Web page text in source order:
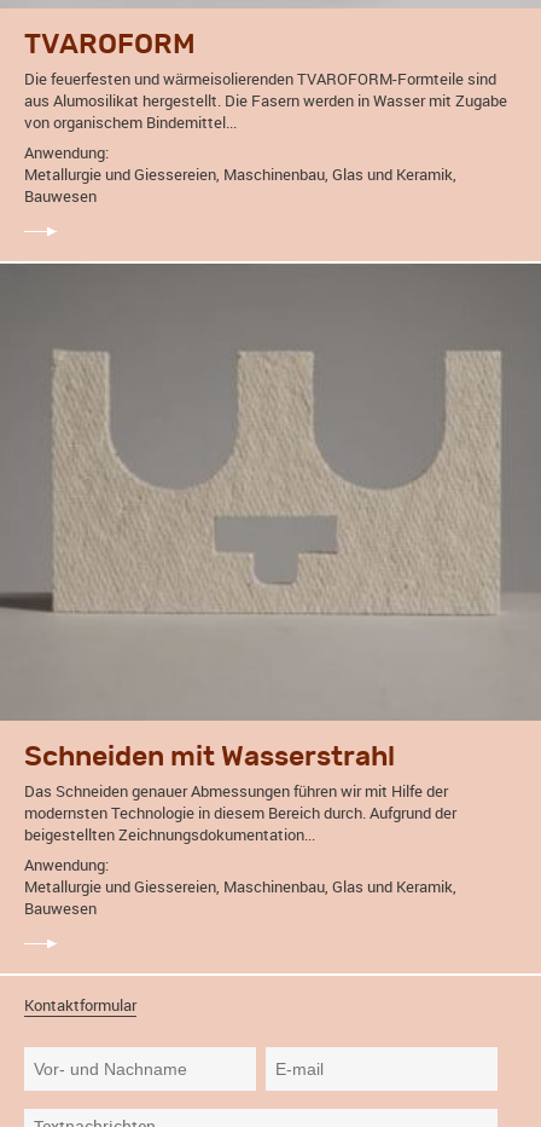
TVAROFORM
Die feuerfesten und wärmeisolierenden TVAROFORM-Formteile sind
aus Alumosilikat hergestellt. Die Fasern werden in Wasser mit Zugabe
von organischem Bindemittel...
Anwendung:
Metallurgie und Giessereien, Maschinenbau, Glas und Keramik,
Bauwesen
Schneiden mit Wasserstrahl
Das Schneiden genauer Abmessungen führen wir mit Hilfe der
modernsten Technologie in diesem Bereich durch. Aufgrund der
beigestellten Zeichnungsdokumentation...
Anwendung:
Metallurgie und Giessereien, Maschinenbau, Glas und Keramik,
Bauwesen
Kontaktformular